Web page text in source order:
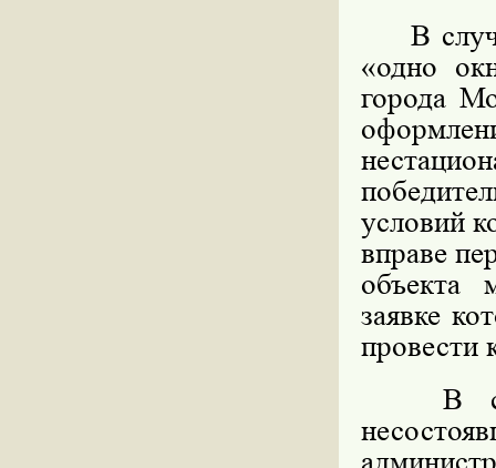
В
«одно
города
условий
вправе
объекта
заявке
провести
В